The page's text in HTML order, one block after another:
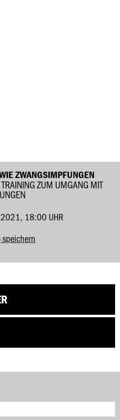
ZWANGSIMPFUNGEN
ZUM UMGANG MIT
2021, 18:00 UHR